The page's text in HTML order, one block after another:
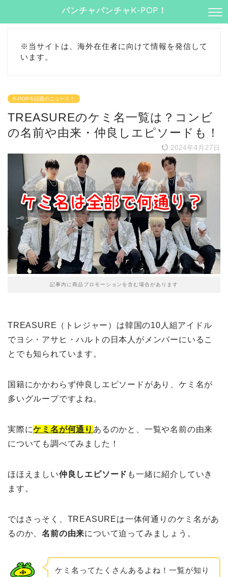
パンチャパンチャK-POP！
※当サイトは、海外在住者に向けて情報を発信して
います。
K-POP今話題のニュース！
TREASUREのケミ名一覧は？コンビ
の名前や由来・仲良しエピソードも！
2024年4月27日
記事内に商品プロモーションを含む場合があります
TREASURE（トレジャー）は韓国の10人組アイドル
でヨシ・アサヒ・ハルトの日本人がメンバーにいるこ
とでも知られています。
国籍にかかわらず仲良しエピソードがあり、ケミ名が
多いグループですよね。
実際にケミ名が何通り あるのかと、一覧や名前の由来
についても調べてみました！
ほほえましい仲良しエピソード も一緒に紹介していき
ます。
ではさっそく、TREASUREは一体何通りのケミ名があ
るのか、名前の由来について迫ってみましょう。
ケミ名ってたくさんあるよね！一覧が知り